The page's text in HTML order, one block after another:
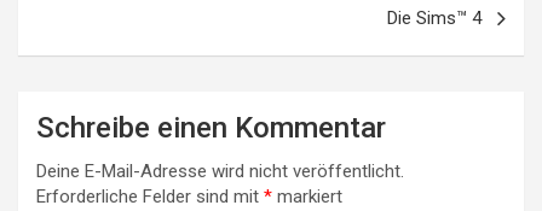
Die Sims™ 4
Schreibe einen Kommentar
Deine E-Mail-Adresse wird nicht veröffentlicht.
Erforderliche Felder sind mit * markiert